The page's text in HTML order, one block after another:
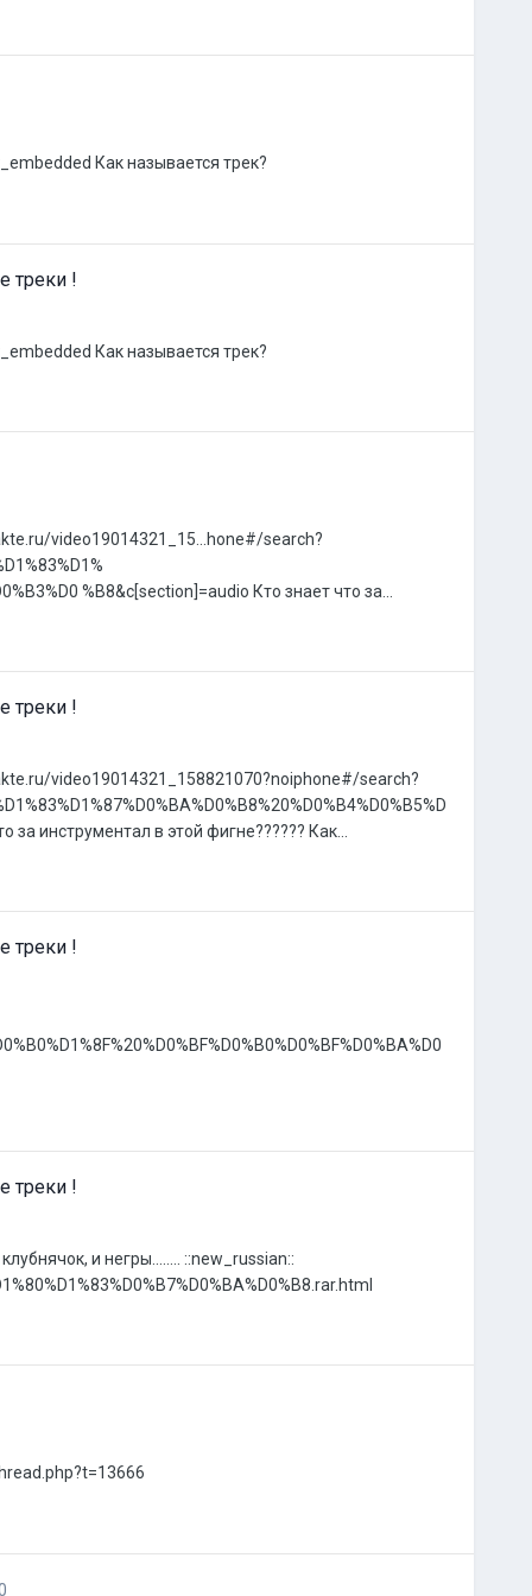
Как называется трек?
треки !
Как называется трек?
video19014321_15...hone#/search?
%B8&c[section]=audio Кто знает что за...
треки !
video19014321_158821070?noiphone#/search?
за инструментал в этой фигне?????? Как...
треки !
треки !
и негры........ ::new_russian::